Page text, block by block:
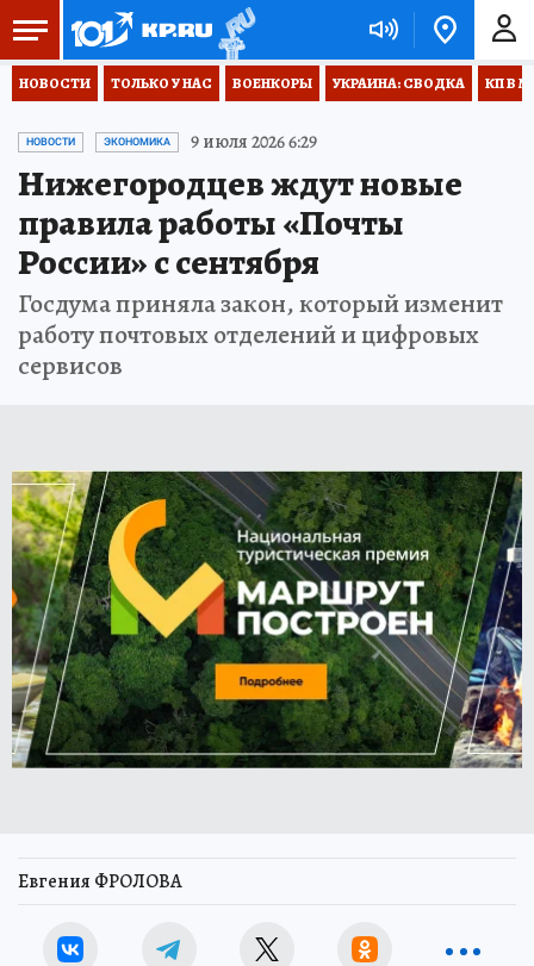
НОВОСТИ ТОЛЬКО У НАС ВОЕНКОРЫ УКРАИНА: СВОДКА КП В
НОВОСТИ ЭКОНОМИКА 9 июля 2026 6:29
Нижегородцев ждут новые
правила работы «Почты
России» с сентября
Госдума приняла закон, который изменит
работу почтовых отделений и цифровых
сервисов
Евгения ФРОЛОВА